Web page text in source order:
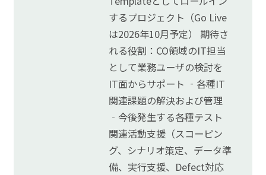
するプロジェクト（Go Live
は2026年10月予定） 期待さ
れる役割：CO領域のIT担当
として業務ユーザの検討を
IT面からサポート ‐各種IT
関連課題の解決および管理
‐今後発生する各種テスト
関連活動支援（スコーピン
グ、シナリオ策定、データ準
備、実行支援、Defect対応